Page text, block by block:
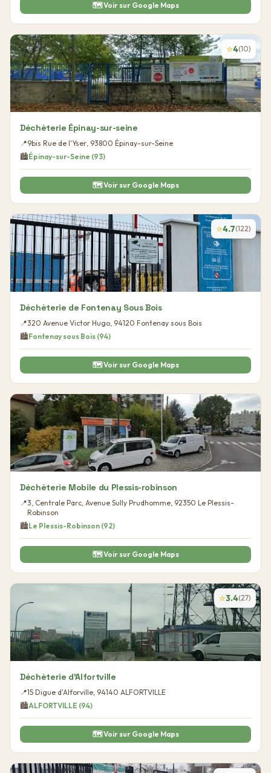
🗺️ Voir sur Google Maps
⭐4(10)
Déchèterie Épinay-sur-seine
📍9bis Rue de l'Yser, 93800 Épinay-sur-Seine
🏙️Épinay-sur-Seine (93)
🗺️ Voir sur Google Maps
⭐4.7(122)
Déchèterie de Fontenay Sous Bois
📍320 Avenue Victor Hugo, 94120 Fontenay sous Bois
🏙️Fontenay sous Bois (94)
🗺️ Voir sur Google Maps
Déchèterie Mobile du Plessis-robinson
📍3, Centrale Parc, Avenue Sully Prudhomme, 92350 Le Plessis-
Robinson
🏙️Le Plessis-Robinson (92)
🗺️ Voir sur Google Maps
⭐3.4(27)
Déchèterie d'Alfortville
📍15 Digue d'Alforville, 94140 ALFORTVILLE
🏙️ALFORTVILLE (94)
🗺️ Voir sur Google Maps